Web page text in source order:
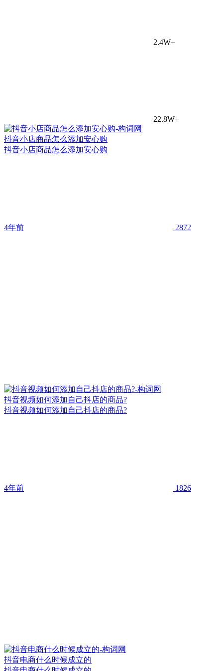
2.4W+
22.8W+
抖音小店商品怎么添加安心购
抖音小店商品怎么添加安心购
4年前 2872
抖音视频如何添加自己抖店的商品?
抖音视频如何添加自己抖店的商品?
4年前 1826
抖音电商什么时候成立的